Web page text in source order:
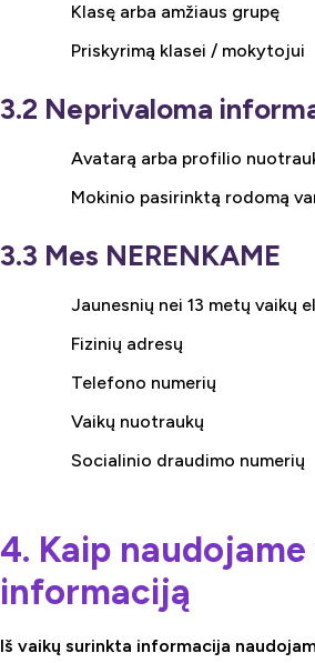
Klasę arba amžiaus grupę
Priskyrimą klasei / mokytojui
3.2 Neprivaloma
Avatarą arba profilio
Mokinio pasirinktą rodomą
3.3 Mes NERENKAME
Jaunesnių nei 13 metų vaikų
Fizinių adresų
Telefono numerių
Vaikų nuotraukų
Socialinio draudimo numerių
4. Kaip naudojame
informaciją
Iš vaikų surinkta informacija